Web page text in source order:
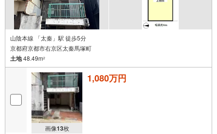
山陰本線 「太秦」駅 徒歩5分
京都府京都市右京区太秦馬塚町
土地48.49m2
画像13枚
1,080万円